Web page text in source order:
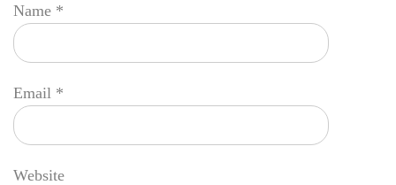
Name *
Email *
Website